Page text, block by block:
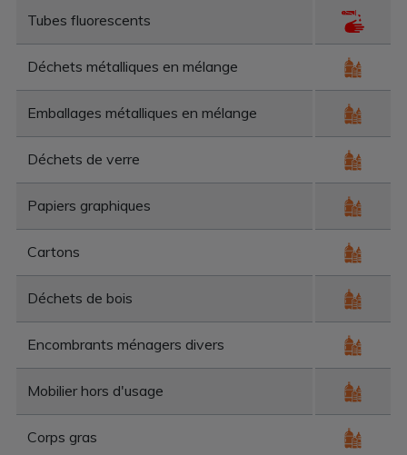
Tubes fluorescents
Déchets métalliques en mélange
Emballages métalliques en mélange
Déchets de verre
Papiers graphiques
Cartons
Déchets de bois
Encombrants ménagers divers
Mobilier hors d'usage
Corps gras